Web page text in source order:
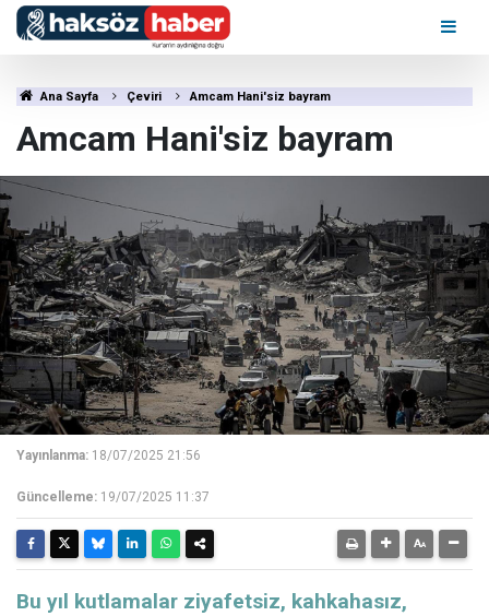
Ana Sayfa Çeviri Amcam Hani'siz bayram
Amcam Hani'siz bayram
Yayınlanma: 18/07/2025 21:56
Güncelleme: 19/07/2025 11:37
Bu yıl kutlamalar ziyafetsiz, kahkahasız,